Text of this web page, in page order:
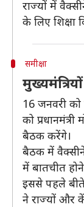
राज्यों में
के लिए शिक्षा
समीक्षा
16 जनवरी
को
बैठक करेंगे।
बैठक में
में बातचीत
इससे पहले बीते
ने राज्यों और